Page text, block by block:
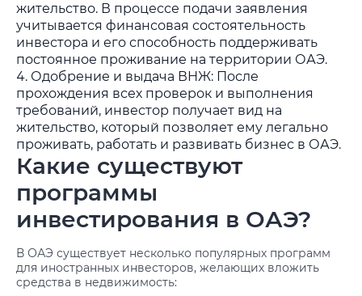
жительство. В процессе подачи заявления
учитывается финансовая состоятельность
инвестора и его способность поддерживать
постоянное проживание на территории ОАЭ.
Одобрение и выдача ВНЖ: После
прохождения всех проверок и выполнения
требований, инвестор получает вид на
жительство, который позволяет ему легально
проживать, работать и развивать бизнес в ОАЭ.
Какие существуют
программы
инвестирования в ОАЭ?
В ОАЭ существует несколько популярных программ
для иностранных инвесторов, желающих вложить
средства в недвижимость: